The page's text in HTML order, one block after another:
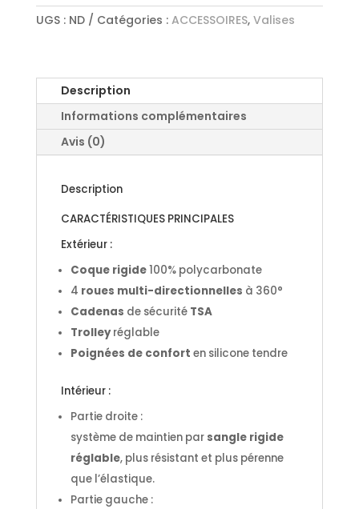
"Picsou
UGS : ND Catégories : ACCESSOIRES, Valises
Description
Informations complémentaires
Avis (0)
Description
CARACTÉRISTIQUES PRINCIPALES
Extérieur :
Coque rigide100% polycarbonate
4 roues multi-directionnelles à 360°
Cadenas de sécurité TSA
Trolleyréglable
Poignées de confort en silicone tendre
Intérieur :
Partie droite :
système de maintien par sangle rigide
réglable, plus résistant et plus pérenne
que l’élastique.
Partie gauche :